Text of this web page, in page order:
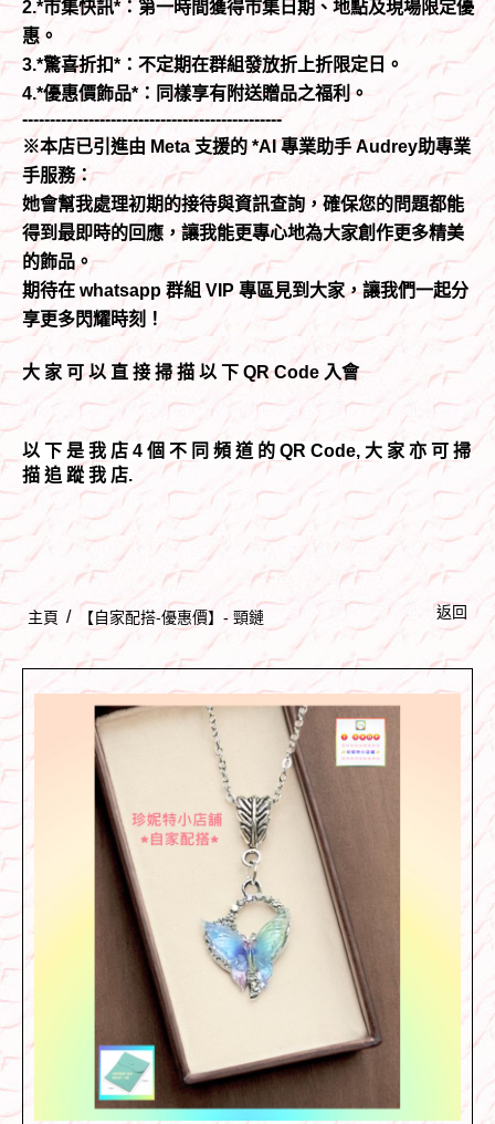
2.*市集快訊*：第一時間獲得市集日期、地點及現場限定優
惠。
3.*驚喜折扣*：不定期在群組發放折上折限定日。
4.*優惠價飾品*：同樣享有附送贈品之福利。
-----------------------------------------------
※本店已引進由 Meta 支援的 *AI 專業助手 Audrey助專業
手服務：
她會幫我處理初期的接待與資訊查詢，確保您的問題都能
得到最即時的回應，讓我能更專心地為大家創作更多精美
的飾品。
期待在 whatsapp 群組 VIP 專區見到大家，讓我們一起分
享更多閃耀時刻！
大 家 可 以 直 接 掃 描 以 下 QR Code 入會
以 下 是 我 店 4 個 不 同 頻 道 的 QR Code, 大 家 亦 可 掃
描 追 蹤 我 店.
主頁 / 【自家配搭-優惠價】- 頸鏈 返回